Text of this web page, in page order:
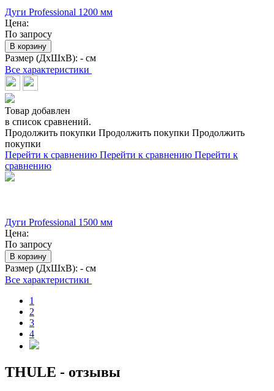
Дуги Professional 1200 мм
Цена:
По запросу
В корзину
Размер (ДхШхВ): - см
Все характеристики
Товар добавлен
в список сравнений.
Продолжить покупки Продолжить покупки Продолжить
покупки
Перейти к сравнению Перейти к сравнению Перейти к
сравнению
Дуги Professional 1500 мм
Цена:
По запросу
В корзину
Размер (ДхШхВ): - см
Все характеристики
1
2
3
4
THULE - отзывы